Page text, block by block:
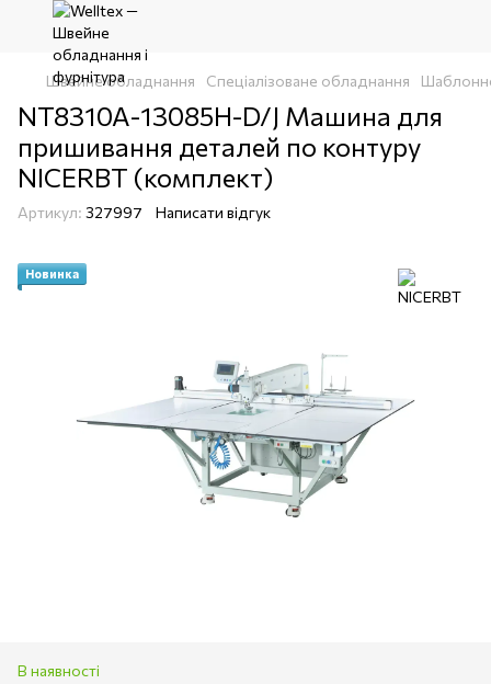
Швейне обладнання Спеціалізоване обладнання
NT8310A-13085H-D/J Машина для
пришивання деталей по контуру
NICERBT (комплект)
Артикул: 327997 Написати відгук
Новинка
В наявності